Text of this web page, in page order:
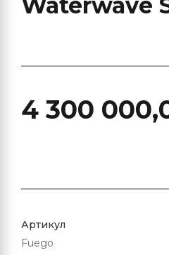
4 300
Артикул
Fuego